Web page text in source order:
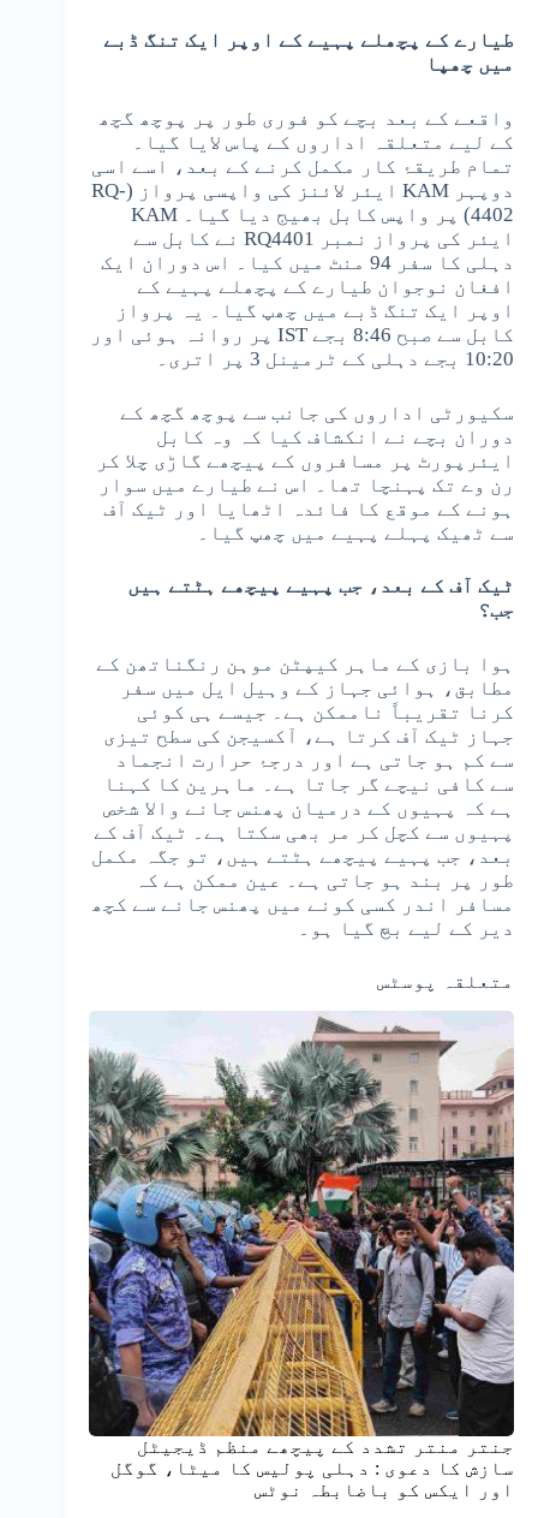
طیارے کے پچھلے پہیے کے اوپر ایک تنگ ڈبے
میں چھپا
واقعے کے بعد بچے کو فوری طور پر پوچھ گچھ
کے لیے متعلقہ اداروں کے پاس لایا گیا۔
تمام طریقۂ کار مکمل کرنے کے بعد، اسے اسی
دوپہر KAM ایئر لائنز کی واپسی پرواز (RQ-
4402) پر واپس کابل بھیج دیا گیا۔ KAM
ایئر کی پرواز نمبر RQ4401 نے کابل سے
دہلی کا سفر 94 منٹ میں کیا۔ اس دوران ایک
افغان نوجوان طیارے کے پچھلے پہیے کے
اوپر ایک تنگ ڈبے میں چھپ گیا۔ یہ پرواز
کابل سے صبح 8:46 بجے IST پر روانہ ہوئی اور
10:20 بجے دہلی کے ٹرمینل 3 پر اتری۔
سکیورٹی اداروں کی جانب سے پوچھ گچھ کے
دوران بچے نے انکشاف کیا کہ وہ کابل
ایئرپورٹ پر مسافروں کے پیچھے گاڑی چلا کر
رن وے تک پہنچا تھا۔ اس نے طیارے میں سوار
ہونے کے موقع کا فائدہ اٹھایا اور ٹیک آف
سے ٹھیک پہلے پہیے میں چھپ گیا۔
ٹیک آف کے بعد، جب پہیے پیچھے ہٹتے ہیں
جب؟
ہوا بازی کے ماہر کیپٹن موہن رنگناتھن کے
مطابق، ہوائی جہاز کے وہیل ایل میں سفر
کرنا تقریباً ناممکن ہے۔ جیسے ہی کوئی
جہاز ٹیک آف کرتا ہے، آکسیجن کی سطح تیزی
سے کم ہو جاتی ہے اور درجۂ حرارت انجماد
سے کافی نیچے گر جاتا ہے۔ ماہرین کا کہنا
ہے کہ پہیوں کے درمیان پھنس جانے والا شخص
پہیوں سے کچل کر مر بھی سکتا ہے۔ ٹیک آف کے
بعد، جب پہیے پیچھے ہٹتے ہیں، تو جگہ مکمل
طور پر بند ہو جاتی ہے۔ عین ممکن ہے کہ
مسافر اندر کسی کونے میں پھنس جانے سے کچھ
دیر کے لیے بچ گیا ہو۔
متعلقہ پوسٹس
جنتر منتر تشدد کے پیچھے منظم ڈیجیٹل
سازش کا دعوی : دہلی پولیس کا میٹا، گوگل
اور ایکس کو باضابطہ نوٹس